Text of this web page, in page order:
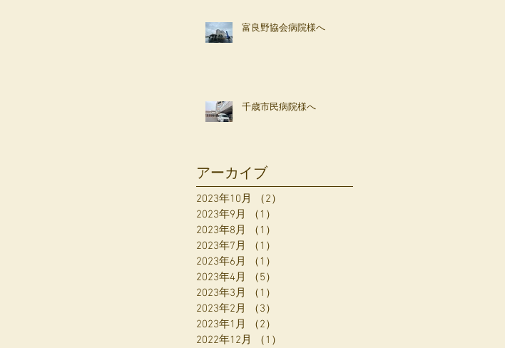
富良野協会病院様へ
千歳市民病院様へ
アーカイブ
2023年10月 （2）
2023年9月
（1）
2023年8月
（1）
2023年7月
（1）
2023年6月
（1）
2023年4月
（5）
2023年3月
（1）
2023年2月
（3）
2023年1月
（2）
2022年12月
（1）